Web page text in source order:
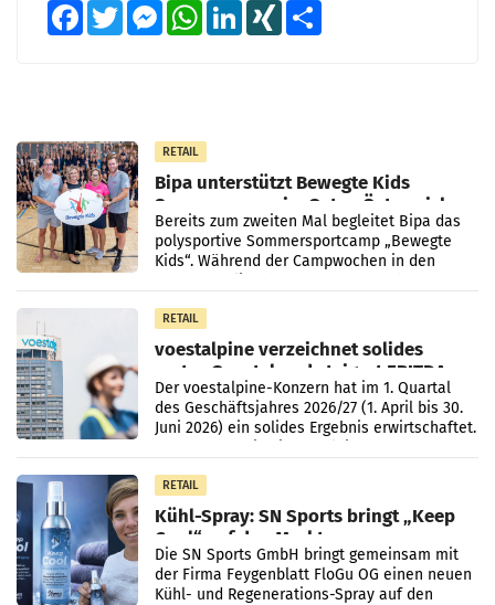
FacebookTwitter MessengerWhatsAppLinkedInXING
RETAIL
Bipa unterstützt Bewegte Kids
Sommercamps im Osten Österreichs
Bereits zum zweiten Mal begleitet Bipa das
polysportive Sommersportcamp „Bewegte
Kids“. Während der Campwochen in den
RETAIL
voestalpine verzeichnet solides
erstes Quartal und steigert EBITDA
Der voestalpine-Konzern hat im 1. Quartal
des Geschäftsjahres 2026/27 (1. April bis 30.
Juni 2026) ein solides Ergebnis erwirtschaftet.
RETAIL
Kühl-Spray: SN Sports bringt „Keep
Cool“ auf den Markt
Die SN Sports GmbH bringt gemeinsam mit
der Firma Feygenblatt FloGu OG einen neuen
Kühl- und Regenerations-Spray auf den